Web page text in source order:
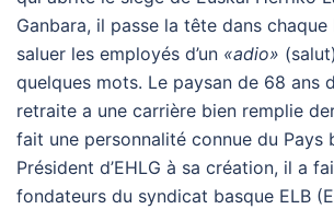
Ganbara, il passe la tête dans
saluer les employés d’un «adio»
quelques mots. Le paysan de 68 ans
retraite a une carrière bien remplie
fait une personnalité connue du Pays
Président d’EHLG à sa création, il a
fondateurs du syndicat basque ELB